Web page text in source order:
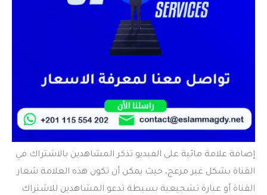
إضافة علامة مائية على الفيديو تذكر المشاهدين بالاشتراك في
القناة بشكل غير مزعج، حيث يمكن أن تكون هذه العلامة شعار
القناة أو عبارة تشجيعية بسيطة تدعو المشاهدين للاشتراك